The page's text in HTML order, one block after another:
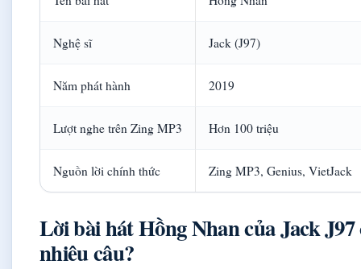
Nghệ sĩ Jack (J97)
Năm phát hành 2019
Lượt nghe trên Zing MP3 Hơn 100 triệu
Nguồn lời chính thức Zing MP3, Genius, VietJack
Lời bài hát Hồng Nhan của Jack J97
nhiêu câu?